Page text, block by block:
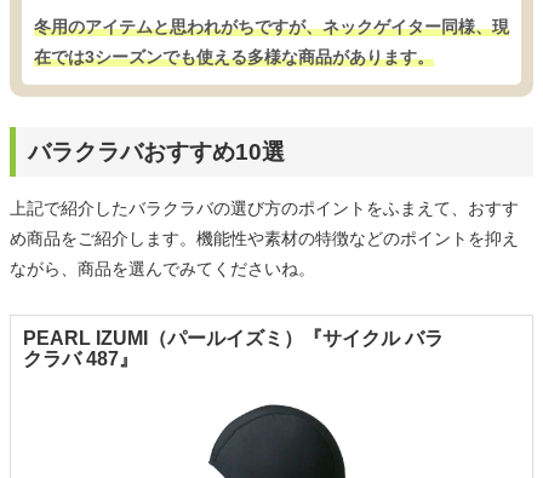
冬用のアイテムと思われがちですが、ネックゲイター同様、現
在では3シーズンでも使える多様な商品があります。
バラクラバおすすめ10選
上記で紹介したバラクラバの選び方のポイントをふまえて、おすす
め商品をご紹介します。機能性や素材の特徴などのポイントを抑え
ながら、商品を選んでみてくださいね。
PEARL IZUMI（パールイズミ）『サイクル バラ
クラバ 487』